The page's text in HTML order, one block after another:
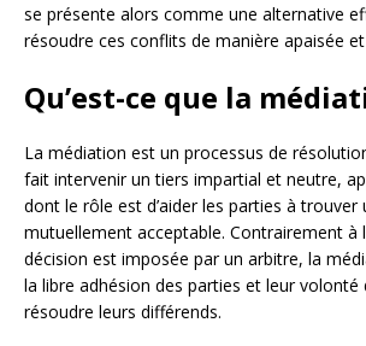
se présente alors comme une alternative
résoudre ces conflits de manière apaisée
Qu’est-ce que la
La médiation est un processus de
fait intervenir un tiers impartial et neutre,
dont le rôle est d’aider les parties à trouver
mutuellement acceptable. Contrairement à
décision est imposée par un arbitre, la
la libre adhésion des parties et leur
résoudre leurs différends.